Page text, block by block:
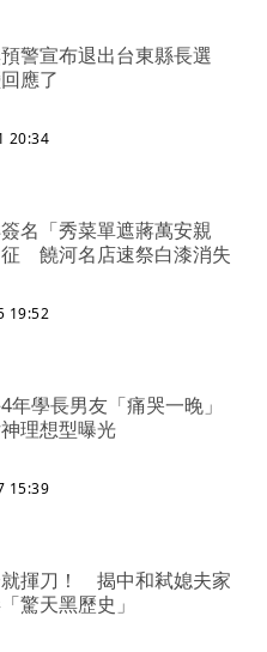
警宣布退出台東縣長選
應了
20:34
名「秀菜單遮蔣萬安親
饒河名店速祭白漆消失
19:52
年學長男友「痛哭一晚」
理想型曝光
15:39
揮刀！ 揭中和弒媳夫家
驚天黑歷史」